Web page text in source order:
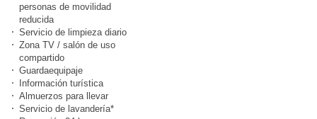
personas de movilidad
reducida
Servicio de limpieza diario
Zona TV / salón de uso
compartido
Guardaequipaje
Información turística
Almuerzos para llevar
Servicio de lavandería*